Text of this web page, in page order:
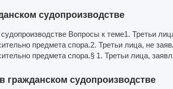
судопроизводстве
Вопросы к теме1. Третьи
предмета спора.2. Третьи лица, не
предмета спора.§ 1. Третьи лица,
гражданском судопроизводстве